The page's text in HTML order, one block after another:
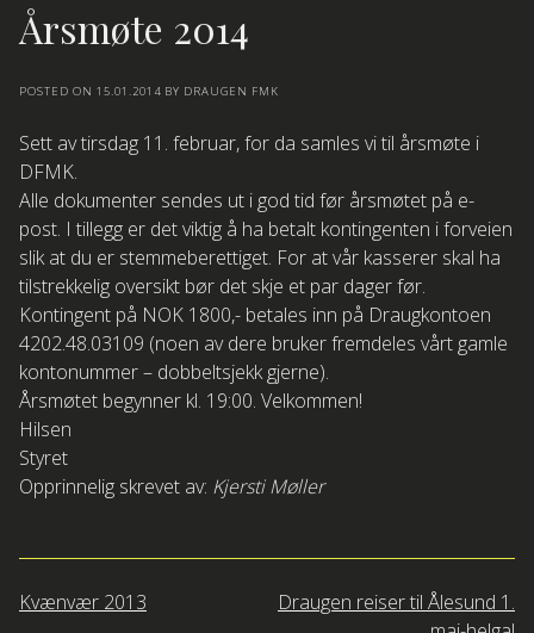
Årsmøte 2014
POSTED ON 15.01.2014 BY DRAUGEN FMK
Sett av tirsdag 11. februar, for da samles vi til årsmøte i
DFMK.
Alle dokumenter sendes ut i god tid før årsmøtet på e-
post. I tillegg er det viktig å ha betalt kontingenten i forveien
slik at du er stemmeberettiget. For at vår kasserer skal ha
tilstrekkelig oversikt bør det skje et par dager før.
Kontingent på NOK 1800,- betales inn på Draugkontoen
4202.48.03109 (noen av dere bruker fremdeles vårt gamle
kontonummer – dobbeltsjekk gjerne).
Årsmøtet begynner kl. 19:00. Velkommen!
Hilsen
Styret
Opprinnelig skrevet av: Kjersti Møller
Innleggsnavigasjon
Kvænvær 2013
Draugen reiser til Ålesund 1.